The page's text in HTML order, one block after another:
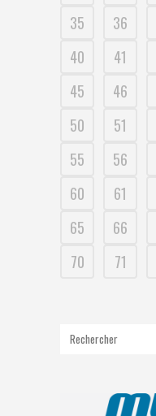
35
36
40
41
45
46
50
51
55
56
60
61
65
66
70
71